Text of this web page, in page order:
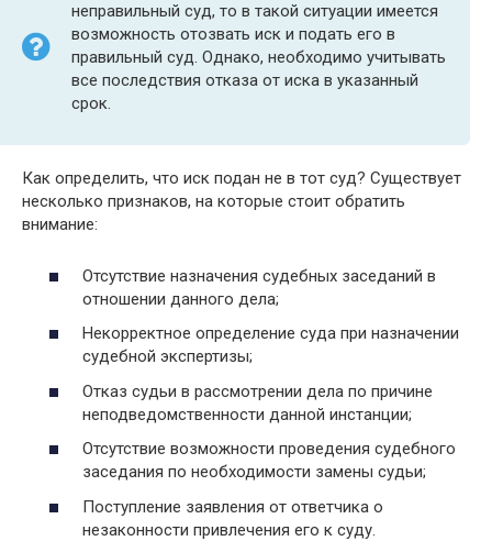
неправильный суд, то в такой ситуации имеется
возможность отозвать иск и подать его в
правильный суд. Однако, необходимо учитывать
все последствия отказа от иска в указанный
срок.
Как определить, что иск подан не в тот суд? Существует
несколько признаков, на которые стоит обратить
внимание:
Отсутствие назначения судебных заседаний в
отношении данного дела;
Некорректное определение суда при назначении
судебной экспертизы;
Отказ судьи в рассмотрении дела по причине
неподведомственности данной инстанции;
Отсутствие возможности проведения судебного
заседания по необходимости замены судьи;
Поступление заявления от ответчика о
незаконности привлечения его к суду.